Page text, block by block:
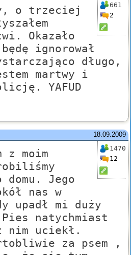
661
2
o trzeciej
Okazało
ignorował
długo,
martwy i
YAFUD
18.09.2009
1470
12
moim
Jego
nas w
upadł mi duży
natychmiast
nim uciekł.
za psem ,